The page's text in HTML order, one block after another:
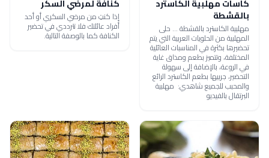
كاسات مهلبية الكاسترد
بالقشطة
مهلبية الكاسترد بالقشطة ... حلى
المهلبية من الحلويات العربية التي يتم
تحضيرها بكثرة في المناسبات العائلية
المختلفة، وتتميز بطعم ومذاق غاية
في الروعة، بالإضافة إلى سهولة
التحضير، جربيها بطعم الكاسترد الرائع
والمحبب للجميع شاهدي: مهلبية
البرتقال بالفيديو
كنافة لمرضي السكر
إذا كنتِ من مرضي السكري أو أحد
أفراد عائلتك فلا تترددي في تحضير
الكنافة كما بالوصفة التالية.